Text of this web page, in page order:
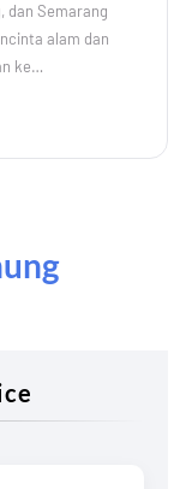
dan Semarang
alam dan
ke…